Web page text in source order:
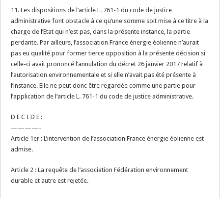
11. Les dispositions de l’article L. 761-1 du code de justice
administrative font obstacle à ce qu’une somme soit mise à ce titre à la
charge de l’Etat qui n’est pas, dans la présente instance, la partie
perdante. Par ailleurs, l’association France énergie éolienne n’aurait
pas eu qualité pour former tierce opposition à la présente décision si
celle-ci avait prononcé l’annulation du décret 26 janvier 2017 relatif à
l’autorisation environnementale et si elle n’avait pas été présente à
l’instance. Elle ne peut donc être regardée comme une partie pour
l’application de l’article L. 761-1 du code de justice administrative.
D E C I D E :
————–
Article 1er : L’intervention de l’association France énergie éolienne est
admise.
Article 2 : La requête de l’association Fédération environnement
durable et autre est rejetée.